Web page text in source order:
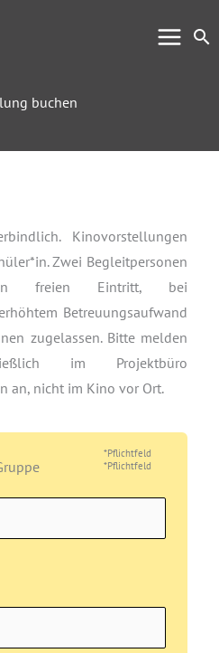
buchen
Kinovorstellungen
Zwei Begleitpersonen
freien Eintritt, bei
Betreuungsaufwand
zugelassen. Bitte melden
im Projektbüro
an, nicht im Kino vor Ort.
*Pflichtfeld
*Pflichtfeld